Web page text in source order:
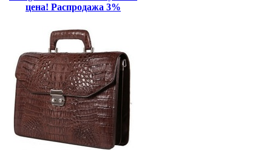
цена! Распродажа 3%